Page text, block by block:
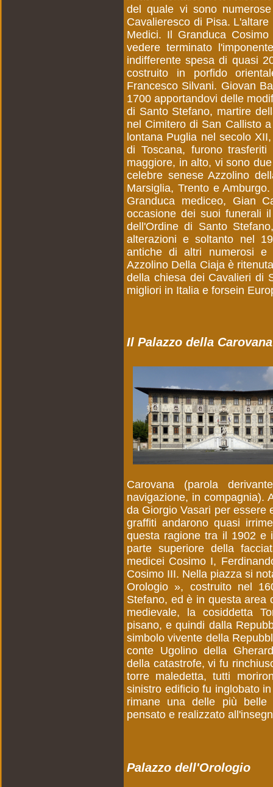
del quale vi sono
Cavalieresco di Pisa.
Medici. Il Granduca
vedere terminato
indifferente spesa di quasi
costruito in porfido
Francesco Silvani. Giovan
1700 apportandovi delle
di Santo Stefano, martire
nel Cimitero di San Callisto
lontana Puglia nel secolo
di Toscana, furono
maggiore, in alto, vi sono
celebre senese Azzolino
Marsiglia, Trento e
Granduca mediceo, Gian
occasione dei suoi funerali
dell'Ordine di Santo
alterazioni e soltanto nel
antiche di altri numerosi e
Azzolino Della Ciaja è
della chiesa dei Cavalieri di
migliori in Italia e forsein
Il Palazzo della Carovana
Carovana (parola
navigazione, in compagnia).
da Giorgio Vasari per essere
graffiti andarono quasi
questa ragione tra il 1902 e
parte superiore della
medicei Cosimo I,
Cosimo III. Nella piazza si
Orologio », costruito nel
Stefano, ed è in questa area
medievale, la cosiddetta
pisano, e quindi dalla
simbolo vivente della
conte Ugolino della
della catastrofe, vi fu
torre maledetta, tutti
sinistro edificio fu inglobato
rimane una delle più
pensato e realizzato
Palazzo dell'Orologio